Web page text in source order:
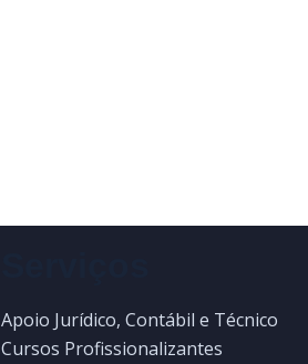
Apoio Jurídico, Contábil e Técnico
Cursos Profissionalizantes